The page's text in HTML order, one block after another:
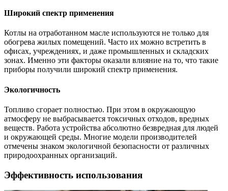
Широкий спектр применения
Котлы на отработанном масле используются не только для
обогрева жилых помещений. Часто их можно встретить в
офисах, учреждениях, и даже промышленных и складских
зонах. Именно эти факторы оказали влияние на то, что такие
приборы получили широкий спектр применения.
Экологичность
Топливо сгорает полностью. При этом в окружающую
атмосферу не выбрасывается токсичных отходов, вредных
веществ. Работа устройства абсолютно безвредная для людей
и окружающей среды. Многие модели производителей
отмечены знаком экологичной безопасности от различных
природоохранных организаций.
Эффективность использования